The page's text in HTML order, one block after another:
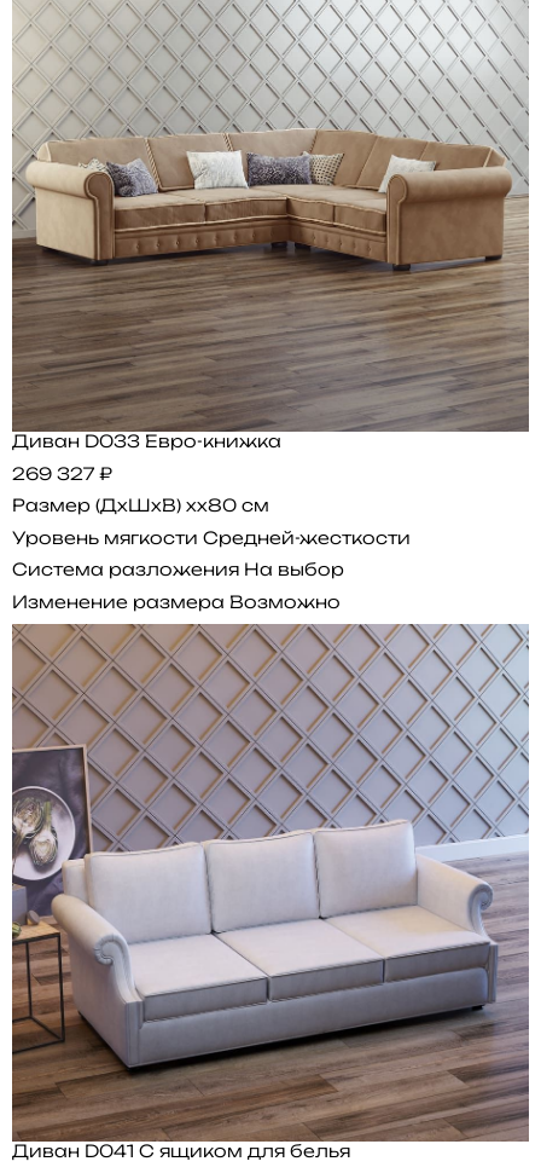
Диван D033 Евро-книжка
269 327 ₽
Размер (ДхШхВ) xx80 см
Уровень мягкости Средней-жесткости
Система разложения На выбор
Изменение размера Возможно
Диван D041 С ящиком для белья